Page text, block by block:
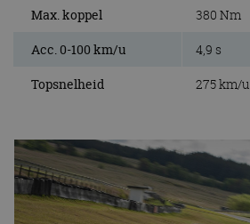
Max. koppel 380 Nm
Acc. 0-100 km/u 4,9 s
Topsnelheid 275 km/u